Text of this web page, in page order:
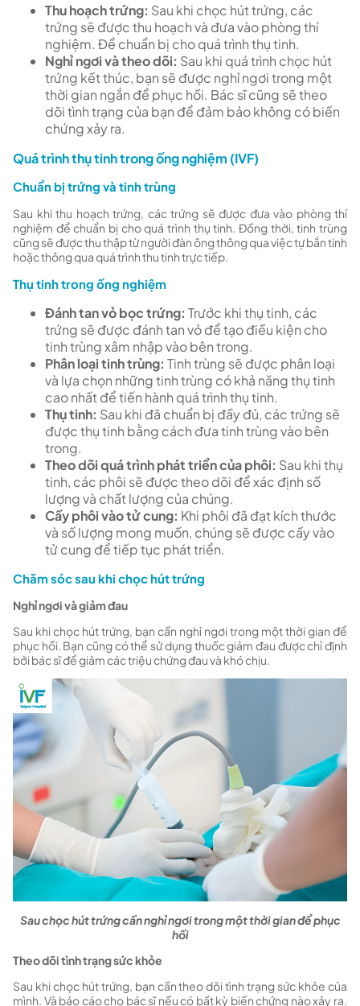
Thu hoạch trứng: Sau khi chọc hút trứng, các
trứng sẽ được thu hoạch và đưa vào phòng thí
nghiệm. Để chuẩn bị cho quá trình thụ tinh.
Nghỉ ngơi và theo dõi: Sau khi quá trình chọc hút
trứng kết thúc, bạn sẽ được nghỉ ngơi trong một
thời gian ngắn để phục hồi. Bác sĩ cũng sẽ theo
dõi tình trạng của bạn để đảm bảo không có biến
chứng xảy ra.
Quá trình thụ tinh trong ống nghiệm (IVF)
Chuẩn bị trứng và tinh trùng
Sau khi thu hoạch trứng, các trứng sẽ được đưa vào phòng thí
nghiệm để chuẩn bị cho quá trình thụ tinh. Đồng thời, tinh trùng
cũng sẽ được thu thập từ người đàn ông thông qua việc tự bắn tinh
hoặc thông qua quá trình thu tinh trực tiếp.
Thụ tinh trong ống nghiệm
Đánh tan vỏ bọc trứng: Trước khi thụ tinh, các
trứng sẽ được đánh tan vỏ để tạo điều kiện cho
tinh trùng xâm nhập vào bên trong.
Phân loại tinh trùng: Tinh trùng sẽ được phân loại
và lựa chọn những tinh trùng có khả năng thụ tinh
cao nhất để tiến hành quá trình thụ tinh.
Thụ tinh: Sau khi đã chuẩn bị đầy đủ, các trứng sẽ
được thụ tinh bằng cách đưa tinh trùng vào bên
trong.
Theo dõi quá trình phát triển của phôi: Sau khi thụ
tinh, các phôi sẽ được theo dõi để xác định số
lượng và chất lượng của chúng.
Cấy phôi vào tử cung: Khi phôi đã đạt kích thước
và số lượng mong muốn, chúng sẽ được cấy vào
tử cung để tiếp tục phát triển.
Chăm sóc sau khi chọc hút trứng
Nghỉ ngơi và giảm đau
Sau khi chọc hút trứng, bạn cần nghỉ ngơi trong một thời gian để
phục hồi. Bạn cũng có thể sử dụng thuốc giảm đau được chỉ định
bởi bác sĩ để giảm các triệu chứng đau và khó chịu.
Sau chọc hút trứng cần nghỉ ngơi trong một thời gian để phục
hồi
Theo dõi tình trạng sức khỏe
Sau khi chọc hút trứng, bạn cần theo dõi tình trạng sức khỏe của
mình. Và báo cáo cho bác sĩ nếu có bất kỳ biến chứng nào xảy ra.